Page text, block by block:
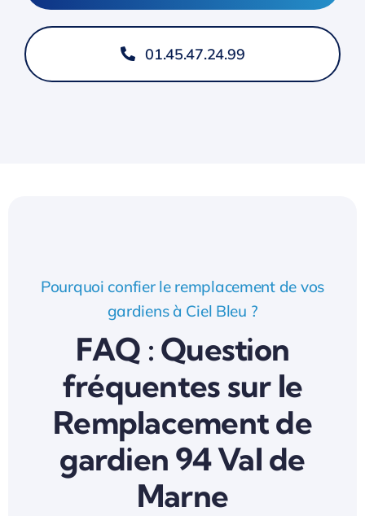
01.45.47.24.99
Pourquoi confier le remplacement de vos
gardiens à Ciel Bleu ?
FAQ : Question
fréquentes sur le
Remplacement de
gardien 94 Val de
Marne